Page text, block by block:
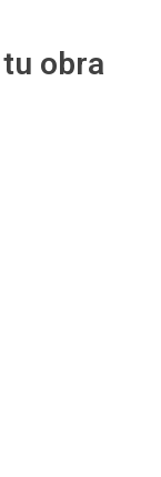
obra